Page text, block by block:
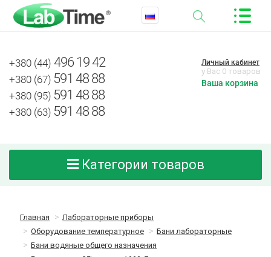
+380 (44) 496 19 42
+380 (67) 591 48 88
+380 (95) 591 48 88
+380 (63) 591 48 88
Личный кабинет
у Вас 0 товаров
Ваша корзина
Категории товаров
Главная
Лабораторные приборы
Оборудование температурное
Бани лабораторные
Бани водяные общего назначения